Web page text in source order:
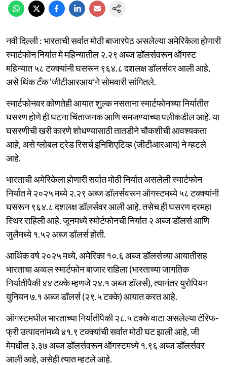
नवी दिल्ली : भारताची सर्वात मोठी बाजारपेठ असलेल्या अमेरिकेला होणारी
स्मार्टफोन निर्यात मे महिन्यातील २.२९ अब्ज डॉलर्सवरून ऑगस्ट
महिन्यात ५८ टक्क्यांनी घसरून ९६४.८ दशलक्ष डॉलर्सवर आली आहे,
असे थिंक टँक ‘जीटीआरआय’ने सोमवारी सांगितले.
स्मार्टफोनवर कोणतेही आयात शुल्क नसताना स्मार्टफोनच्या निर्यातीत
घसरण होणे ही घटना चिंताजनक आणि समजण्याच्या पलीकडील आहे. या
घसरणीची खरी कारणे शोधण्यासाठी तातडीने चौकशीची आवश्यकता
आहे, असे ग्लोबल ट्रेड रिसर्च इनिशिएटिव्ह (जीटीआरआय) ने म्हटले
आहे.
भारताची अमेरिकेला होणारी सर्वात मोठी निर्यात असलेली स्मार्टफोन
निर्यात मे २०२५ मध्ये २.२९ अब्ज डॉलर्सवरून ऑगस्टमध्ये ५८ टक्क्यांनी
घसरून ९६४.८ दशलक्ष डॉलर्सवर आली आहे. तसेच ही घसरण दरमहा
स्थिर राहिली आहे. जूनमध्ये स्मोर्टफोनची निर्यात २ अब्ज डॉलर्स आणि
जुलैमध्ये १.५२ अब्ज डॉलर्स होती.
आर्थिक वर्ष २०२५ मध्ये, अमेरिका १०.६ अब्ज डॉलर्सच्या आयातीसह
भारताचा अव्वल स्मार्टफोन बाजार राहिला (भारताच्या जागतिक
निर्यातीपैकी ४४ टक्के म्हणजे २४.१ अब्ज डॉलर्स), त्यानंतर युरोपियन
युनियन ७.१ अब्ज डॉलर्स (२९.५ टक्के) आयात करत आहे.
ऑगस्टमधील भारताच्या निर्यातीपैकी २८.५ टक्के वाटा असलेल्या टॅरिफ-
फ्री उत्पादनांमध्ये ४१.९ टक्क्यांची सर्वात मोठी घट झाली आहे, जी
मेमधील ३.३७ अब्ज डॉलर्सवरून ऑगस्टमध्ये १.९६ अब्ज डॉलर्सवर
आली आहे, असेही त्यात म्हटले आहे.